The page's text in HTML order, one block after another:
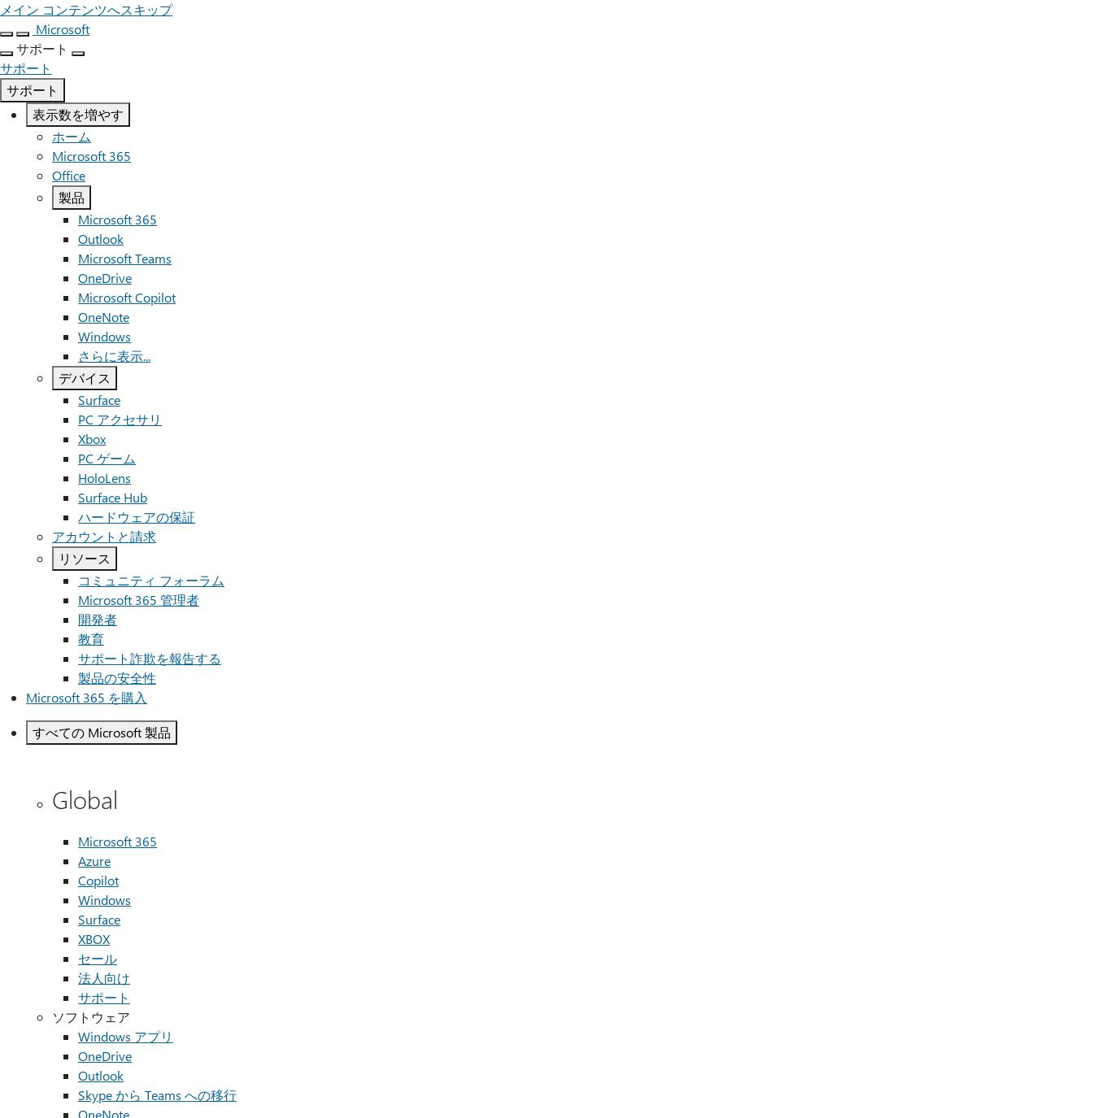
メイン コンテンツへスキップ
Microsoft
サポート
サポート
サポート
表示数を増やす
ホーム
Microsoft 365
Office
製品
Microsoft 365
Outlook
Microsoft Teams
OneDrive
Microsoft Copilot
OneNote
Windows
さらに表示...
デバイス
Surface
PC アクセサリ
Xbox
PC ゲーム
HoloLens
Surface Hub
ハードウェアの保証
アカウントと請求
リソース
コミュニティ フォーラム
Microsoft 365 管理者
開発者
教育
サポート詐欺を報告する
製品の安全性
Microsoft 365 を購入
すべての Microsoft 製品
Global
Microsoft 365
Azure
Copilot
Windows
Surface
XBOX
セール
法人向け
サポート
ソフトウェア
Windows アプリ
OneDrive
Outlook
Skype から Teams への移行
OneNote